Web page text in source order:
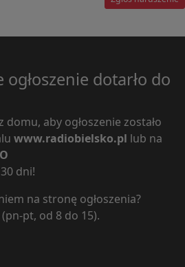
ogłoszenie dotarło do
aby ogłoszenie zostało
www.radiobielsko.pl lub na
dni!
na stronę ogłoszenia?
(pn-pt, od 8 do 15).